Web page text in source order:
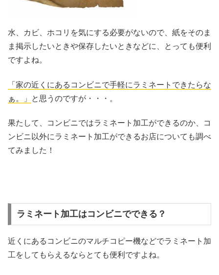
水、カビ、ホコリを気にする必要がないので、紙をそのま
ま掲示したいときや保存したいときなどに、とっても便利
ですよね。
「家の近くにあるコンビニで手軽にラミネートできたらな
ぁ。」
と思うのですが・・・。
果たして、コンビニではラミネート加工ができるのか、コ
ンビニ以外にラミネート加工ができるお店についても調べ
てみました！
ラミネート加工はコンビニでできる？
近くにあるコンビニのマルチコピー機などでラミネート加
工をしてもらえるならとても便利ですよね。